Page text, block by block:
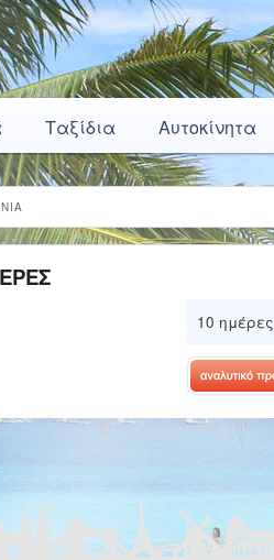
Ταξίδια Αυτοκίνητα
10 ημέρες